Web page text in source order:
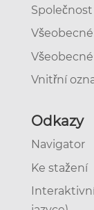
Společnost
Vnitřní
Odkazy
Navigator
Ke stažení